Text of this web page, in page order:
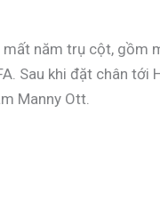
năm trụ cột, gồm
Sau khi đặt chân
Manny Ott.